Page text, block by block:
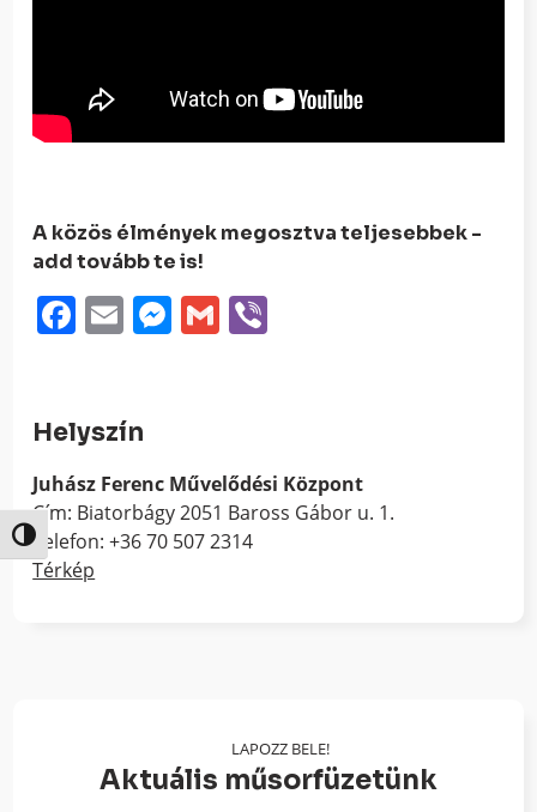
Nagy kontraszt váltása
A közös élmények megosztva teljesebbek -
add tovább te is!
Facebook
EmailMessenger
Gmail
Helyszín
Juhász Ferenc Művelődési Központ
Cím: Biatorbágy 2051 Baross Gábor u. 1.
Telefon: +36 70 507 2314
Térkép
LAPOZZ BELE!
Aktuális műsorfüzetünk